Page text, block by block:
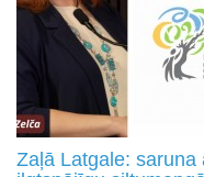
Zaļā Latgale: saruna